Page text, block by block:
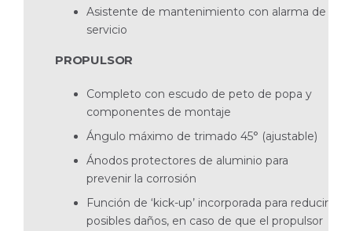
Asistente de mantenimiento con alarma de
servicio
PROPULSOR
Completo con escudo de peto de popa y
componentes de montaje
Ángulo máximo de trimado 45° (ajustable)
Ánodos protectores de aluminio para
prevenir la corrosión
Función de ‘kick-up’ incorporada para reducir
posibles daños, en caso de que el propulsor